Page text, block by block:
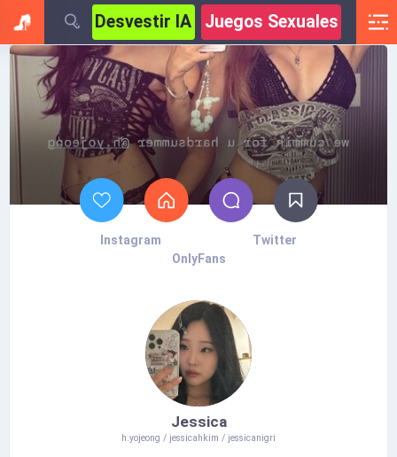
Desvestir IA Juegos Sexuales
Instagram
Twitter
OnlyFans
Jessica
h.yojeong / jessicahkim / jessicanigri